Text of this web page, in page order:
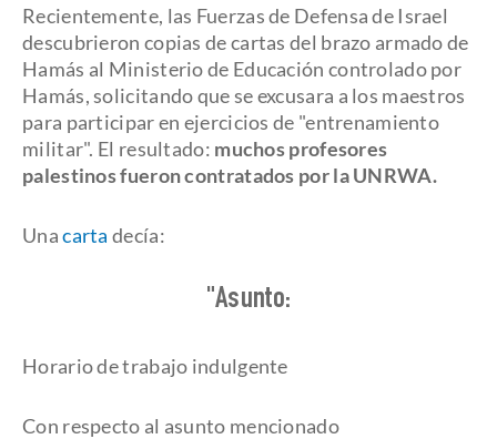
Recientemente, las Fuerzas de Defensa de Israel
descubrieron copias de cartas del brazo armado de
Hamás al Ministerio de Educación controlado por
Hamás, solicitando que se excusara a los maestros
para participar en ejercicios de "entrenamiento
militar". El resultado: muchos profesores
palestinos fueron contratados por la UNRWA.
Unacarta decía:
"Asunto:
Horario de trabajo indulgente
Con respecto al asunto mencionado